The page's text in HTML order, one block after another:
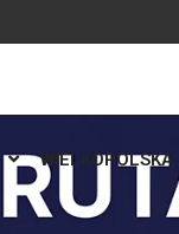
WIELKOPOLSKA